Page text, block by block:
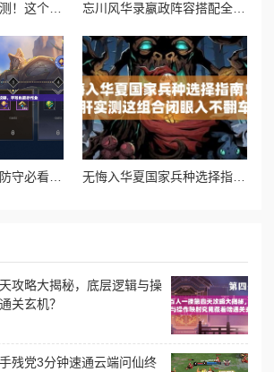
通感纪元魏子鱼实测！这个通感者的技能搭配让对手瞬间破防？必练攻略大公开 忘川风华录嬴政阵容搭配全解！秒懂神级组合碾压全图攻略
无悔入华夏国家兵种选择指南！爆肝实测这组合闭眼入不翻车
攻略大揭秘，底层逻辑与操
关玄机？
残党3分钟速通云端问仙终